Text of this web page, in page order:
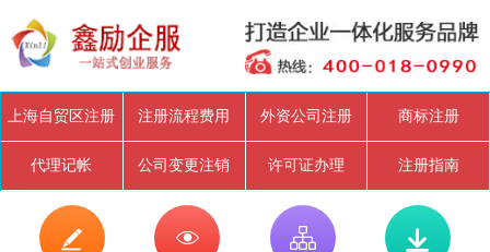
上海自贸区注册 注册流程费用 外资公司注册 商标注册
代理记帐 公司变更注销 许可证办理 注册指南
   